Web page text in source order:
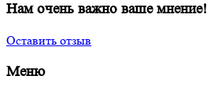
Нам очень важно ваше мнение!
Оставить отзыв
Меню